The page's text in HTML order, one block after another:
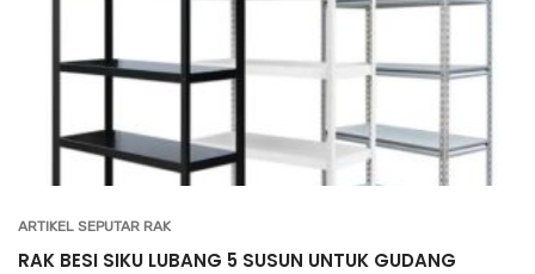
ARTIKEL SEPUTAR RAK
RAK BESI SIKU LUBANG 5 SUSUN UNTUK GUDANG